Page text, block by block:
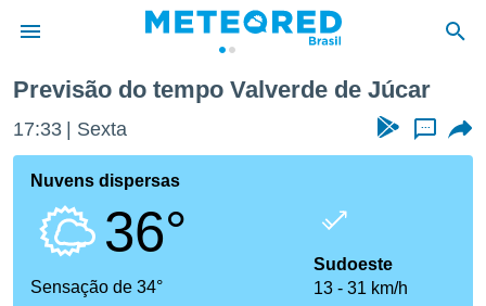
da
fornecidas
a este
Previsão do tempo Valverde de Júcar
17:33 Sexta ...
Nuvens dispersas
36°
Sensação de 34°
Sudoeste
13
31 km/h